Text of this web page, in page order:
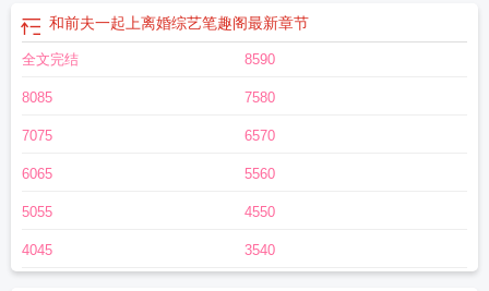
生各自在深夜钻进影后和富豪的房间…… 【他们在节目上这么互揭老底真的
好吗？毕竟都是有头有脸的人】 【估计都是被家里人逼着来的，以为能复
合，没想到更糟了】 【情绪上来谁能控制得住啊……等等，我是看错了吗，
自己，吃瓜被抓个现行的储星黎顿时手足无措，拉着洛霄燃小声bb：“要不……咱
“……” ****** 《重新来过》综艺录制结束当天，有狗仔一路跟拍到储星黎
的别墅。 在节目上深感遗憾没能成功离婚的小储总，被肩颈布满吻痕的高大
抬起头让人捏着下巴索吻。 储星黎领口松散，领带被绕在手腕上，迷蒙着双
眼抬起头，口型很好辨认：“你要干什么？” 视频中，洛霄燃笑着，回敬他的口
和前夫一起上离婚综艺笔趣阁最新章节
全文完结 8590
8085 7580
7075 6570
6065 5560
5055 4550
4045 3540